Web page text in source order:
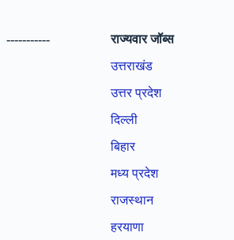
----------- राज्यवार जॉब्स
उत्तराखंड
उत्तर प्रदेश
दिल्ली
बिहार
मध्य प्रदेश
राजस्थान
हरयाणा